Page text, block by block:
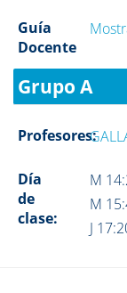
Guía
Docente
Grupo A
Profesores:
Día
de
clase:
M
M
J